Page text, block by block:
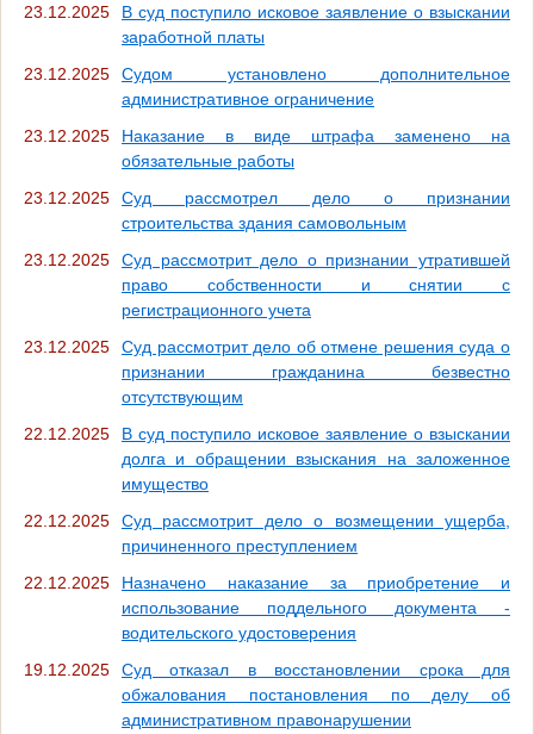
23.12.2025
В суд поступило исковое заявление о взыскании
заработной платы
23.12.2025
Судом установлено дополнительное
административное ограничение
23.12.2025
Наказание в виде штрафа заменено на
обязательные работы
23.12.2025
Суд рассмотрел дело о признании
строительства здания самовольным
23.12.2025
Суд рассмотрит дело о признании утратившей
право собственности и снятии с
регистрационного учета
23.12.2025
Суд рассмотрит дело об отмене решения суда о
признании гражданина безвестно
отсутствующим
22.12.2025
В суд поступило исковое заявление о взыскании
долга и обращении взыскания на заложенное
имущество
22.12.2025
Суд рассмотрит дело о возмещении ущерба,
причиненного преступлением
22.12.2025
Назначено наказание за приобретение и
использование поддельного документа -
водительского удостоверения
19.12.2025
Суд отказал в восстановлении срока для
обжалования постановления по делу об
административном правонарушении